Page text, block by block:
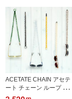
ーディンググラス Readi
ng Glasses 老眼 敬老の
日 父の日 母の日 男女兼
用 PCAF2216
ACETATE CHAIN アセテ
ート チェーン ループ グ
ラスチェーン Chain 送料